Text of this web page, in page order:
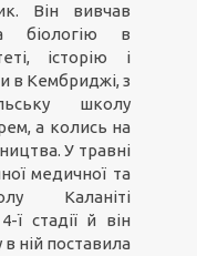
Він вивчав
біологію в
історію і
в Кембриджі, з
школу
а колись на
У травні
медичної та
Каланіті
ї стадії й він
ній поставила